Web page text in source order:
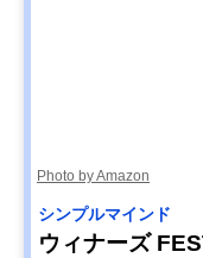
Photo by Amazon
シンプルマインド
ウィナーズ